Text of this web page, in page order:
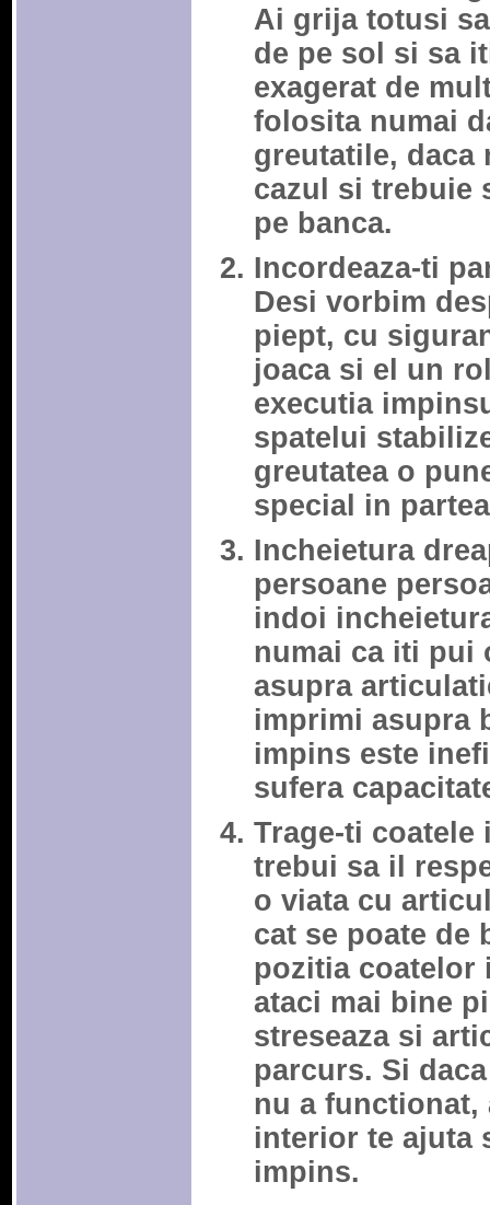
Ai grija totusi
de pe sol si sa
exagerat de
folosita numai
greutatile, daca
cazul si trebuie
pe banca.
Incordeaza-ti
Desi vorbim
piept, cu
joaca si el un
executia
spatelui
greutatea o
special in
Incheietura
persoane
indoi
numai ca iti pui
asupra
imprimi asupra
impins este
sufera
Trage-ti coatele
trebui sa il
o viata cu
cat se poate de
pozitia coatelor
ataci mai bine
streseaza si
parcurs. Si
nu a
interior te ajuta
impins.